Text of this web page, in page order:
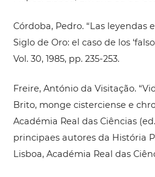
Córdoba, Pedro. “Las leyendas
Siglo de Oro: el caso de los
Vol. 30, 1985, pp. 235-253.
Freire, António da Visitação.
Brito, monge cisterciense e
Académia Real das Ciências
principaes autores da História
Lisboa, Académia Real das